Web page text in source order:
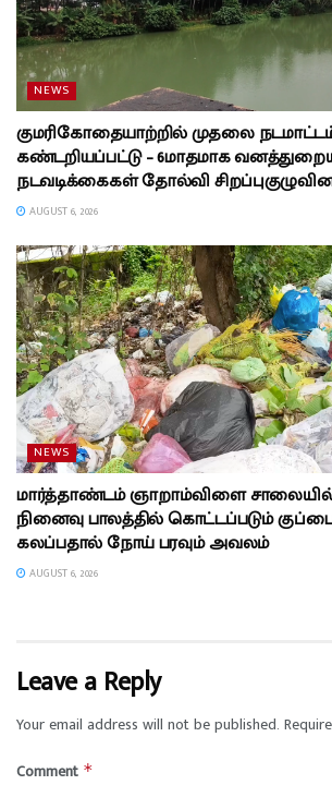
NEWS
குமரிகோதையாற்றில் முதலை
கண்டறியப்பட்டு – 6மாதமாக
நடவடிக்கைகள் தோல்வி
AUGUST 6, 2026
NEWS
மார்த்தாண்டம் ஞாறாம்விளை
நினைவு பாலத்தில் கொட்டப்படும்
கலப்பதால் நோய் பரவும் அவலம்
AUGUST 6, 2026
Leave a Reply
Your email address will not be published.
Comment *